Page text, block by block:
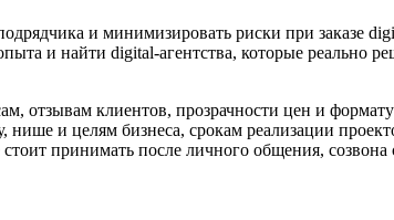
и минимизировать риски при заказе
и найти digital-агентства, которые реально
отзывам клиентов, прозрачности цен и
и целям бизнеса, срокам реализации
принимать после личного общения, созвона